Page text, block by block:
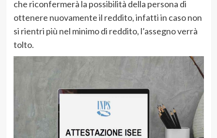
che riconfermerà la possibilità della persona di
ottenere nuovamente il reddito, infatti in caso non
si rientri più nel minimo di reddito, l’assegno verrà
tolto.